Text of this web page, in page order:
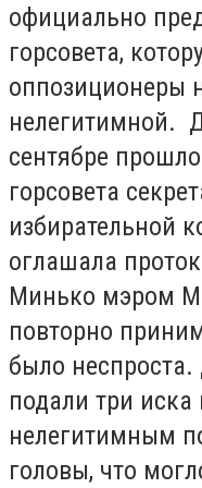
официально
горсовета,
оппозиционеры
нелегитимной.
сентябре
горсовета
избирательной
оглашала
Минько мэром
повторно
было
подали три иска
нелегитимным
головы, что